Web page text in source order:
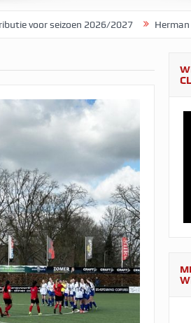
2026/2027 Herman Brood stelde